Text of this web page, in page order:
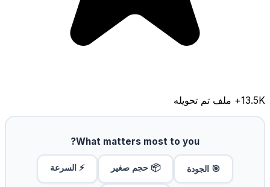
13.5K+ ملف تم تحويله
What matters most to you?
🎯 الجودة 📦 حجم صغير ⚡ السرعة